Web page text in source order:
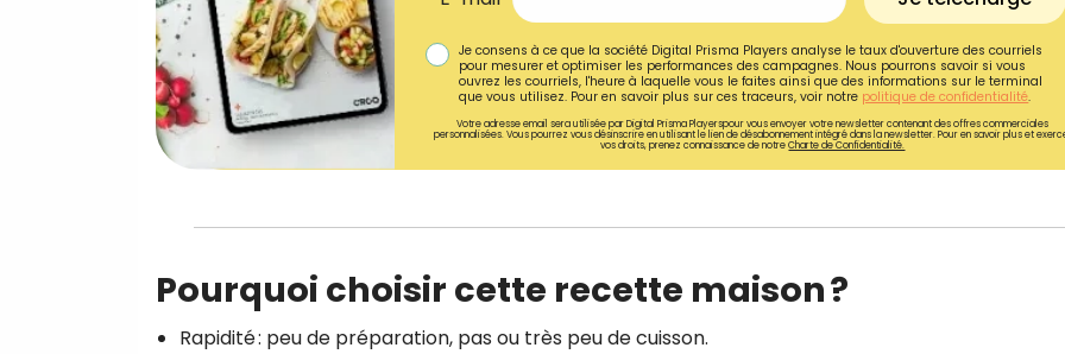
Je consens à ce que la société Digital Prisma Players analyse le taux d'ouverture des courriels
pour mesurer et optimiser les performances des campagnes. Nous pourrons savoir si vous
ouvrez les courriels, l'heure à laquelle vous le faites ainsi que des informations sur le terminal
que vous utilisez. Pour en savoir plus sur ces traceurs, voir notre politique de confidentialité.
Votre adresse email sera utilisée par Digital Prisma Playerspour vous envoyer votre newsletter contenant des offres commerciales
personnalisées. Vous pourrez vous désinscrire en utilisant le lien de désabonnement intégré dans la newsletter. Pour en savoir plus et
vos droits, prenez connaissance de notreCharte de Confidentialité.
Pourquoi choisir cette recette maison ?
Rapidité : peu de préparation, pas ou très peu de cuisson.
recettes inédites de